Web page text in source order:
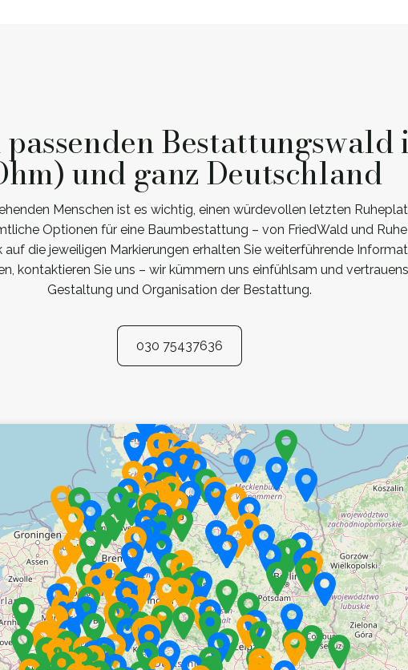
und ganz Deutschland
Menschen ist es wichtig, einen würdevollen letzten
Optionen für eine Baumbestattung – von FriedWald und
die jeweiligen Markierungen erhalten Sie weiterführende
kontaktieren Sie uns – wir kümmern uns einfühlsam und
Gestaltung und Organisation der Bestattung.
030 75437636